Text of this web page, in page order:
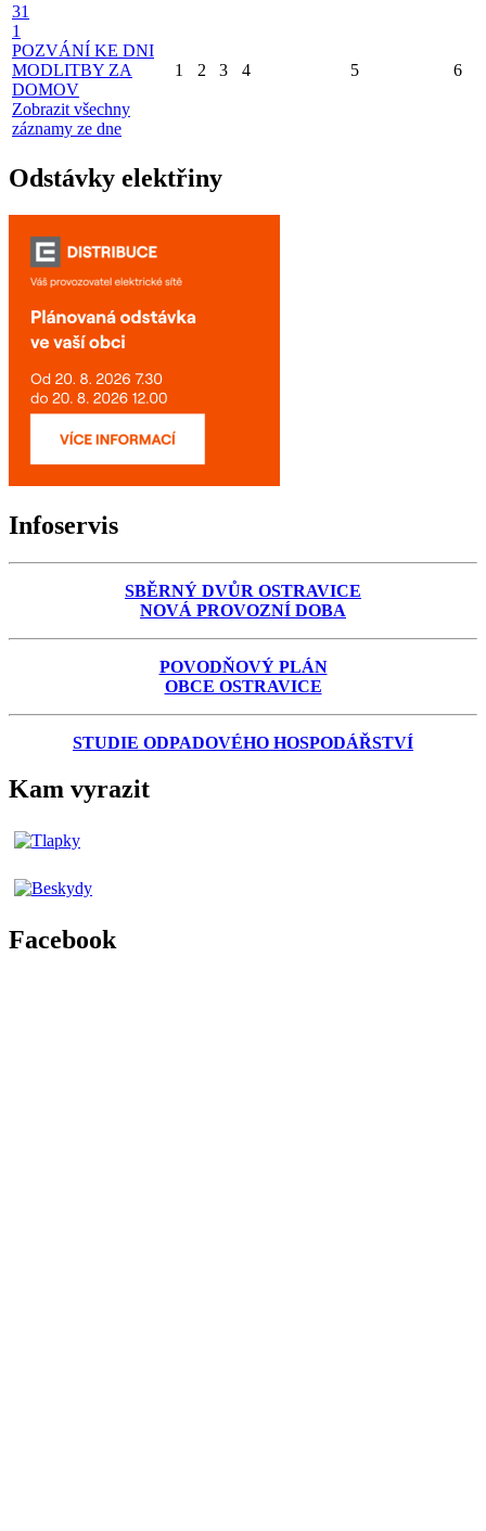
31
1
POZVÁNÍ KE DNI
MODLITBY ZA
DOMOV
Zobrazit všechny
záznamy ze dne
1 2 3 4 5 6
Odstávky elektřiny
Infoservis
SBĚRNÝ DVŮR OSTRAVICE
NOVÁ PROVOZNÍ DOBA
POVODŇOVÝ PLÁN
OBCE OSTRAVICE
STUDIE ODPADOVÉHO HOSPODÁŘSTVÍ
Kam vyrazit
Facebook